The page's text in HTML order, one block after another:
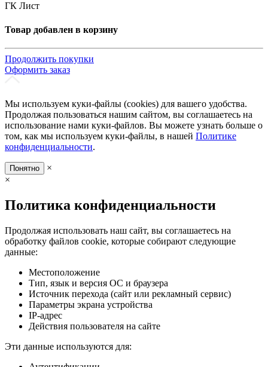
ГК Лист
Товар добавлен в корзину
Продолжить покупки
Оформить заказ
Мы используем куки-файлы (cookies) для вашего удобства.
Продолжая пользоваться нашим сайтом, вы соглашаетесь на
использование нами куки-файлов. Вы можете узнать больше о
том, как мы используем куки-файлы, в нашей Политике
конфиденциальности.
Понятно
×
×
Политика конфиденциальности
Продолжая использовать наш сайт, вы соглашаетесь на
обработку файлов cookie, которые собирают следующие
данные:
Местоположение
Тип, язык и версия ОС и браузера
Источник перехода (сайт или рекламный сервис)
Параметры экрана устройства
IP-адрес
Действия пользователя на сайте
Эти данные используются для: